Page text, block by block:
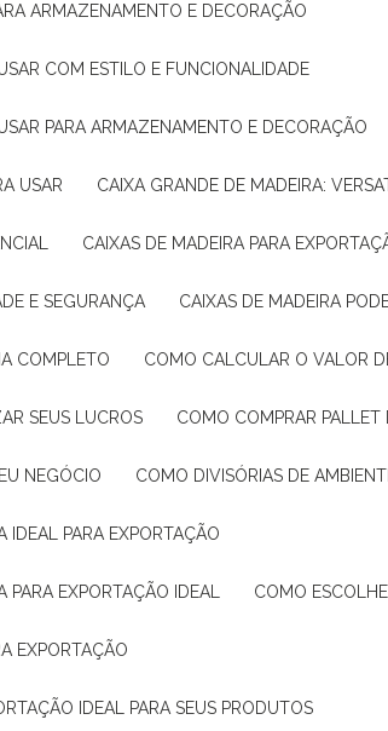
ARMAZENAMENTO E DECORAÇÃO
COM ESTILO E FUNCIONALIDADE
PARA ARMAZENAMENTO E DECORAÇÃO
USAR CAIXA GRANDE DE MADEIRA:
CAIXAS DE MADEIRA PARA
E SEGURANÇA CAIXAS DE MADEIRA
COMPLETO COMO CALCULAR O VALOR
SEUS LUCROS COMO COMPRAR
NEGÓCIO COMO DIVISÓRIAS DE
IDEAL PARA EXPORTAÇÃO
EXPORTAÇÃO IDEAL COMO
EXPORTAÇÃO
IDEAL PARA SEUS PRODUTOS